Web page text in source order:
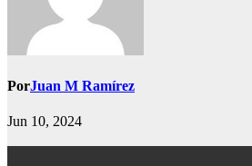
PorJuan M Ramírez
Jun 10, 2024